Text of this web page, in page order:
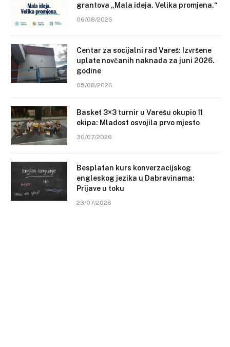
grantova „Mala ideja. Velika promjena.“
06/08/2026
Centar za socijalni rad Vareš: Izvršene
uplate novčanih naknada za juni 2026.
godine
05/08/2026
Basket 3×3 turnir u Varešu okupio 11
ekipa: Mladost osvojila prvo mjesto
30/07/2026
Besplatan kurs konverzacijskog
engleskog jezika u Dabravinama:
Prijave u toku
23/07/2026